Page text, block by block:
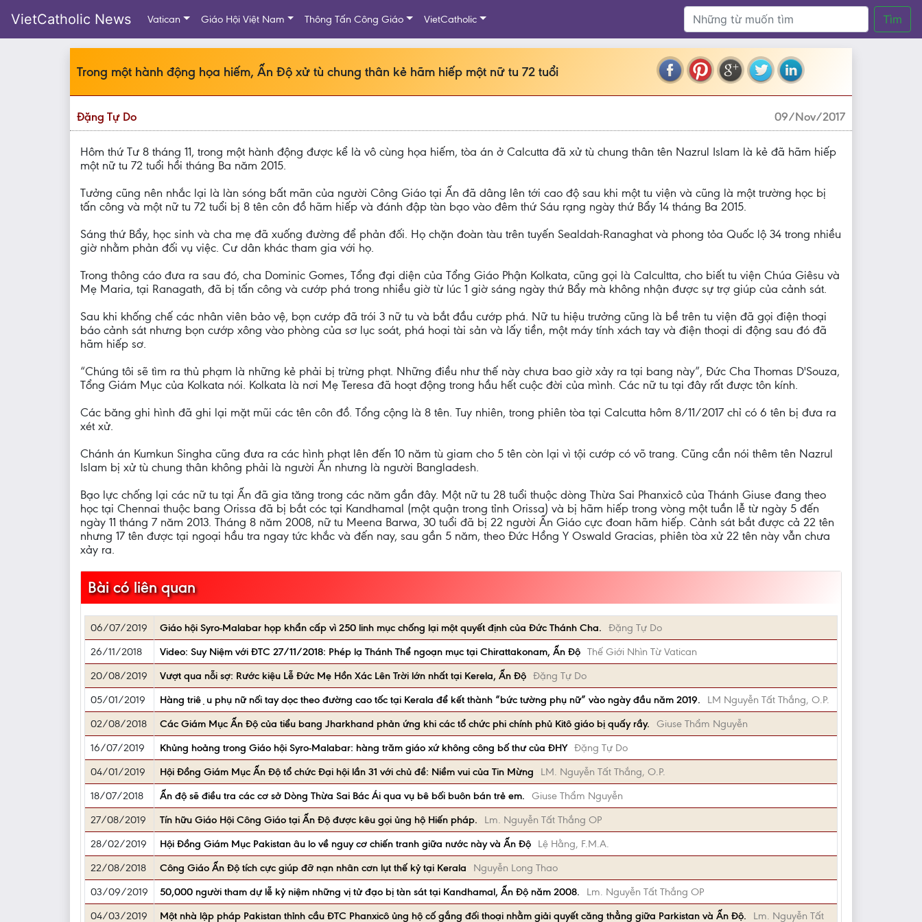
VietCatholic News Vatican Giáo Hội Việt Nam Thông Tấn Công Giáo VietCatholic Tìm
Trong một hành động họa hiếm, Ấn Độ xử tù chung thân kẻ hãm hiếp một nữ tu 72 tuổi
Đặng Tự Do 09/Nov/2017
Hôm thứ Tư 8 tháng 11, trong một hành động được kể là vô cùng họa hiếm, tòa án ở Calcutta đã xử tù chung thân tên Nazrul Islam là kẻ đã hãm hiếp
một nữ tu 72 tuổi hồi tháng Ba năm 2015.
Tưởng cũng nên nhắc lại là làn sóng bất mãn của người Công Giáo tại Ấn đã dâng lên tới cao độ sau khi một tu viện và cũng là một trường học bị
tấn công và một nữ tu 72 tuổi bị 8 tên côn đồ hãm hiếp và đánh đập tàn bạo vào đêm thứ Sáu rạng ngày thứ Bẩy 14 tháng Ba 2015.
Sáng thứ Bẩy, học sinh và cha mẹ đã xuống đường để phản đối. Họ chặn đoàn tàu trên tuyến Sealdah-Ranaghat và phong tỏa Quốc lộ 34 trong nhiều
giờ nhằm phản đối vụ việc. Cư dân khác tham gia với họ.
Trong thông cáo đưa ra sau đó, cha Dominic Gomes, Tổng đại diện của Tổng Giáo Phận Kolkata, cũng gọi là Calcultta, cho biết tu viện Chúa Giêsu và
Mẹ Maria, tại Ranagath, đã bị tấn công và cướp phá trong nhiều giờ từ lúc 1 giờ sáng ngày thứ Bẩy mà không nhận được sự trợ giúp của cảnh sát.
Sau khi khống chế các nhân viên bảo vệ, bọn cướp đã trói 3 nữ tu và bắt đầu cướp phá. Nữ tu hiệu trưởng cũng là bề trên tu viện đã gọi điện thoại
báo cảnh sát nhưng bọn cướp xông vào phòng của sơ lục soát, phá hoại tài sản và lấy tiền, một máy tính xách tay và điện thoại di động sau đó đã
hãm hiếp sơ.
“Chúng tôi sẽ tìm ra thủ phạm là những kẻ phải bị trừng phạt. Những điều như thế này chưa bao giờ xảy ra tại bang này”, Đức Cha Thomas D'Souza,
Tổng Giám Mục của Kolkata nói. Kolkata là nơi Mẹ Teresa đã hoạt động trong hầu hết cuộc đời của mình. Các nữ tu tại đây rất được tôn kính.
Các băng ghi hình đã ghi lại mặt mũi các tên côn đồ. Tổng cộng là 8 tên. Tuy nhiên, trong phiên tòa tại Calcutta hôm 8/11/2017 chỉ có 6 tên bị đưa ra
xét xử.
Chánh án Kumkun Singha cũng đưa ra các hình phạt lên đến 10 năm tù giam cho 5 tên còn lại vì tội cướp có võ trang. Cũng cần nói thêm tên Nazrul
Islam bị xử tù chung thân không phải là người Ấn nhưng là người Bangladesh.
Bạo lực chống lại các nữ tu tại Ấn đã gia tăng trong các năm gần đây. Một nữ tu 28 tuổi thuộc dòng Thừa Sai Phanxicô của Thánh Giuse đang theo
học tại Chennai thuộc bang Orissa đã bị bắt cóc tại Kandhamal (một quận trong tỉnh Orissa) và bị hãm hiếp trong vòng một tuần lễ từ ngày 5 đến
ngày 11 tháng 7 năm 2013. Tháng 8 năm 2008, nữ tu Meena Barwa, 30 tuổi đã bị 22 người Ấn Giáo cực đoan hãm hiếp. Cảnh sát bắt được cả 22 tên
nhưng 17 tên được tại ngoại hầu tra ngay tức khắc và đến nay, sau gần 5 năm, theo Đức Hồng Y Oswald Gracias, phiên tòa xử 22 tên này vẫn chưa
xảy ra.
Bài có liên quan
06/07/2019 Giáo hội Syro-Malabar họp khẩn cấp vì 250 linh mục chống lại một quyết định của Đức Thánh Cha.
Đặng Tự Do
26/11/2018
Video: Suy Niệm với ĐTC 27/11/2018: Phép lạ Thánh Thể ngoạn mục tại Chirattakonam, Ấn Độ Thế Giới Nhìn Từ Vatican
20/08/2019
Vượt qua nỗi sợ: Rước kiệu Lễ Đức Mẹ Hồn Xác Lên Trời lớn nhất tại Kerela, Ấn Độ Đặng Tự Do
05/01/2019
Hàng triệu phụ nữ nối tay dọc theo đường cao tốc tại Kerala để kết thành “bức tường phụ nữ” vào ngày đầu năm 2019.
LM Nguyễn Tất Thắng, O.P.
02/08/2018
Các Giám Mục Ấn Độ của tiểu bang Jharkhand phản ứng khi các tổ chức phi chính phủ Kitô giáo bị quấy rầy.
Giuse Thẩm Nguyễn
16/07/2019
Khủng hoảng trong Giáo hội Syro-Malabar: hàng trăm giáo xứ không công bố thư của ĐHY Đặng Tự Do
04/01/2019
Hội Đồng Giám Mục Ấn Độ tổ chức Đại hội lần 31 với chủ đề: Niềm vui của Tin Mừng
LM. Nguyễn Tất Thắng, O.P.
18/07/2018
Ấn độ sẽ điều tra các cơ sở Dòng Thừa Sai Bác Ái qua vụ bê bối buôn bán trẻ em.
Giuse Thẩm Nguyễn
27/08/2019
Tín hữu Giáo Hội Công Giáo tại Ấn Độ được kêu gọi ủng hộ Hiến pháp.
Lm. Nguyễn Tất Thắng OP
28/02/2019
Hội Đồng Giám Mục Pakistan âu lo về nguy cơ chiến tranh giữa nước này và Ấn Độ
Lệ Hằng, F.M.A.
22/08/2018
Công Giáo Ấn Độ tích cực giúp đỡ nạn nhân cơn lụt thế kỷ tại Kerala
Nguyễn Long Thao
03/09/2019
50,000 người tham dự lễ kỷ niệm những vị tử đạo bị tàn sát tại Kandhamal, Ấn Độ năm 2008.
Lm. Nguyễn Tất Thắng OP
04/03/2019
Một nhà lập pháp Pakistan thỉnh cầu ĐTC Phanxicô ủng hộ cố gắng đối thoại nhằm giải quyết căng thẳng giữa Parkistan và Ấn Độ. Lm. Nguyễn Tất